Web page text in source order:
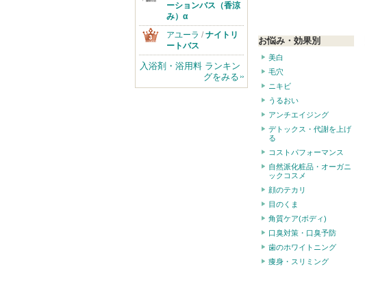
お悩み・効果別
美白
毛穴
ニキビ
うるおい
アンチエイジング
デトックス・代謝を上げ
る
コストパフォーマンス
自然派化粧品・オーガニ
ックコスメ
顔のテカリ
目のくま
角質ケア(ボディ)
口臭対策・口臭予防
歯のホワイトニング
痩身・スリミング
ーションバス（香涼
み）α
アユーラ / ナイトリ
ートバス
入浴剤・浴用料 ランキン
グをみる